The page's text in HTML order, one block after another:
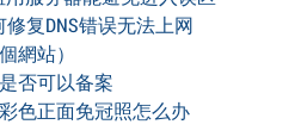
复DNS错误无法上网
網站）
否可以备案
色正面免冠照怎么办